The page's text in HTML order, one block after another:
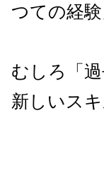
つての経
むしろ「
新しいス